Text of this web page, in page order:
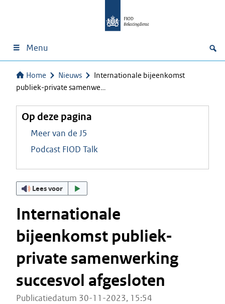
Menu
Home Nieuws
Internationale bijeenkomst
publiek-private samenwe…
Op deze pagina
Meer van de J5
Podcast FIOD Talk
Lees voor
Internationale
bijeenkomst publiek-
private samenwerking
succesvol afgesloten
Publicatiedatum 30-11-2023, 15:54